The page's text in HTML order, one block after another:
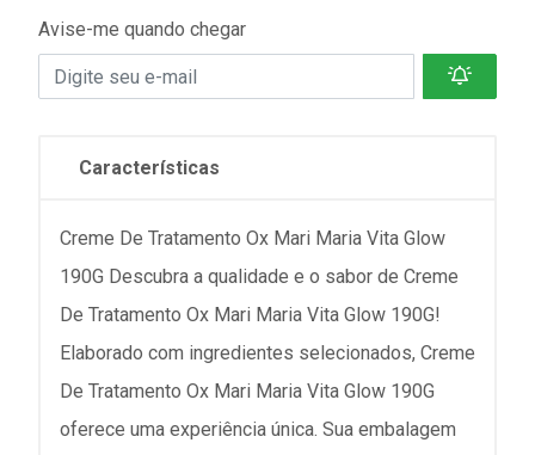
Avise-me quando chegar
Características
Creme De Tratamento Ox Mari Maria Vita Glow
190G Descubra a qualidade e o sabor de Creme
De Tratamento Ox Mari Maria Vita Glow 190G!
Elaborado com ingredientes selecionados, Creme
De Tratamento Ox Mari Maria Vita Glow 190G
oferece uma experiência única. Sua embalagem